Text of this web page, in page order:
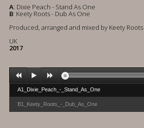
A: Dixie Peach - Stand As One
B: Keety Roots - Dub As One
Produced, arranged and mixed by Keety
UK
2017
A1_Dixie_Peach_-_Stand_As_One
B1_Keety_Roots_-_Dub_As_One